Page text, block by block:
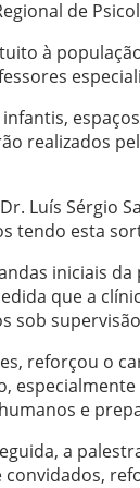
de
à
realizados
Luís Sérgio
tendo esta
iniciais
que a
sob
reforçou o
e
a